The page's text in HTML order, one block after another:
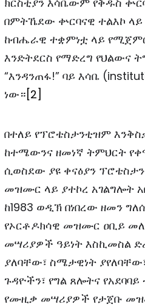
በምትኼደው ቍርባናዊ ተልእኮ
ከብሔራዊ ተቋምነቷ ላይ
እንድትደርስ የማድረግ የህልውና
“እንዳንጠፋ!” ባይ እሳቤ
ነው።[2]
በተለይ የፕሮቴስታንቲዝም
ከተሜውንና ዘመነኛ ትምህርት
ሲወስደው ያዩ ቀናዕያን
መዝሙር ላይ ያተኮረ አገልግሎት
ከ1983 ወዲኽ በነበረው ዘመን
የኦርቶዶክሳዊ መዝሙር ዐቢይ
መሣሪያዎች ዓይነት እስኪመስል
ያለባቸው፣ ስሜታዊነት
ጉዳዮችን፣ የግል ጸሎትና
የሙዚቃ መሣሪያዎች የታጀቡ